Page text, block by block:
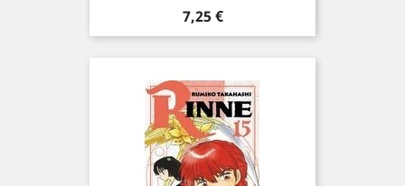
Prix
7,25 €